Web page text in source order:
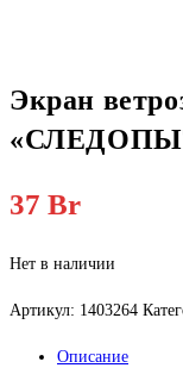
Экран
37 Br
Нет в наличии
Артикул: 1403264
Описание